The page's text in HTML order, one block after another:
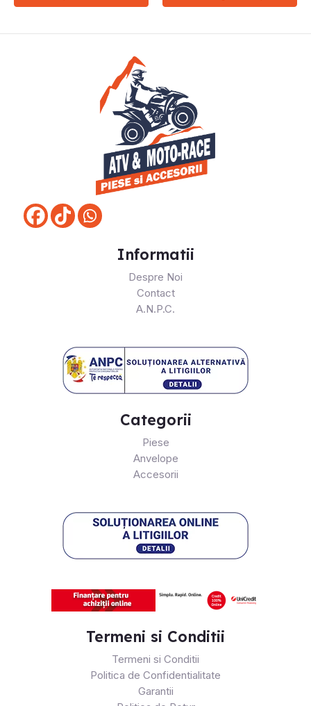
Informatii
Despre Noi
Contact
A.N.P.C.
Categorii
Piese
Anvelope
Accesorii
Termeni si Conditii
Termeni si Conditii
Politica de Confidentialitate
Garantii